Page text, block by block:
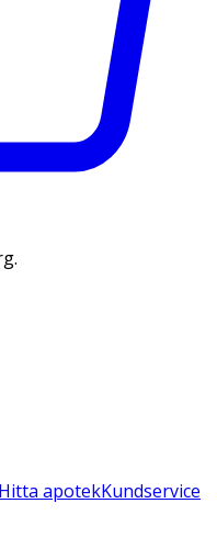
Hitta apotekKundservice